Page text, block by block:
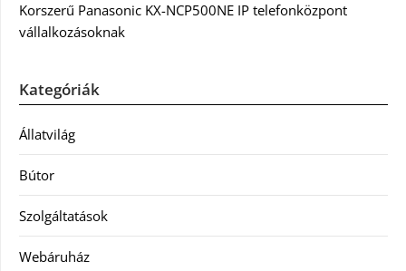
Korszerű Panasonic KX-NCP500NE IP telefonközpont
vállalkozásoknak
Kategóriák
Állatvilág
Bútor
Szolgáltatások
Webáruház